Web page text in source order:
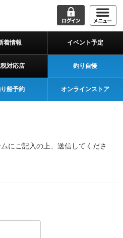
着情報 イベント予定
対応店 釣り自慢
船予約 オンラインストア
にご記入の上、送信してくださ